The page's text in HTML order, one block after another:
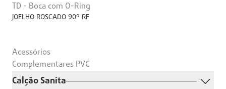
TD - Boca com O-Ring
JOELHO ROSCADO 90º RF
Acessórios
Complementares PVC
Calção Sanita